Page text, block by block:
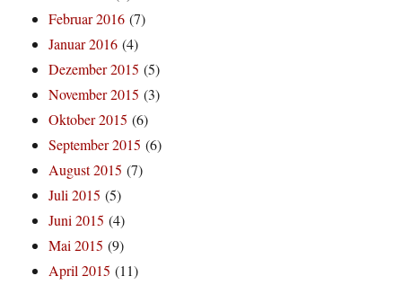
Februar 2016 (7)
Januar 2016 (4)
Dezember 2015 (5)
November 2015 (3)
Oktober 2015 (6)
September 2015 (6)
August 2015 (7)
Juli 2015 (5)
Juni 2015 (4)
Mai 2015 (9)
April 2015 (11)